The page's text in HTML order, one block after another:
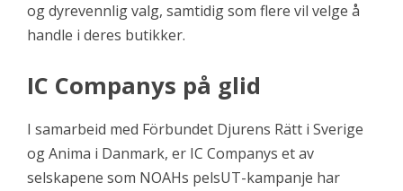
og dyrevennlig valg, samtidig som flere vil velge å
handle i deres butikker.
IC Companys på glid
I samarbeid med Förbundet Djurens Rätt i Sverige
og Anima i Danmark, er IC Companys et av
selskapene som NOAHs pelsUT-kampanje har